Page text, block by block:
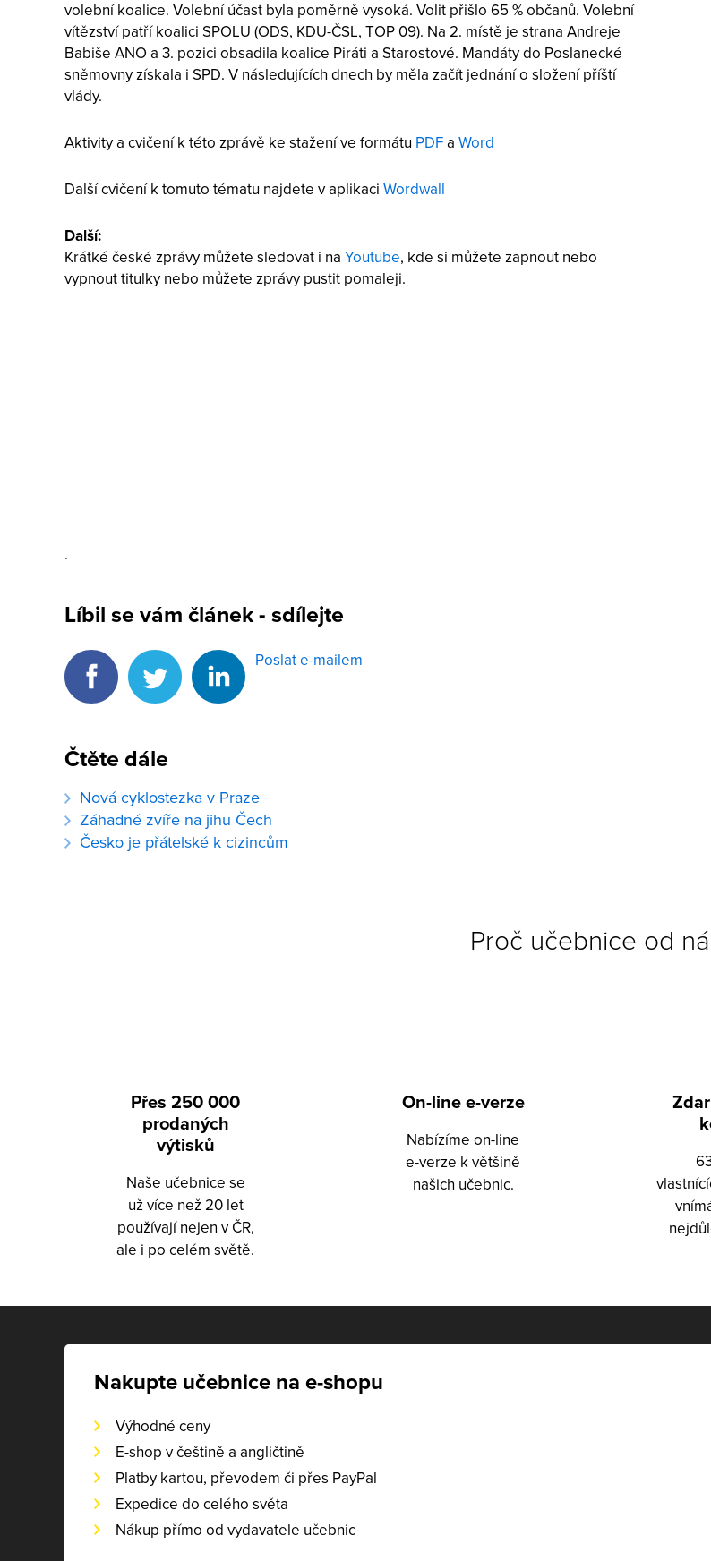
volební koalice. Volební účast byla poměrně vysoká. Volit přišlo 65 % občanů. Volební
vítězství patří koalici SPOLU (ODS, KDU-ČSL, TOP 09). Na 2. místě je strana Andreje
Babiše ANO a 3. pozici obsadila koalice Piráti a Starostové. Mandáty do Poslanecké
sněmovny získala i SPD. V následujících dnech by měla začít jednání o složení příští
vlády.
Aktivity a cvičení k této zprávě ke stažení ve formátu PDFa Word
Další cvičení k tomuto tématu najdete v aplikaci Wordwall
Další:
Krátké české zprávy můžete sledovat i na Youtube, kde si můžete zapnout nebo
vypnout titulky nebo můžete zprávy pustit pomaleji.
.
Líbil se vám článek - sdílejte
Poslat e-mailem
Čtěte dále
Nová cyklostezka v Praze
Záhadné zvíře na jihu Čech
Česko je přátelské k cizincům
Proč učebnice od
Přes 250 000
prodaných
výtisků
Naše učebnice se
už více než 20 let
používají nejen v ČR,
ale i po celém světě.
On-line e-verze
Nabízíme on-line
e-verze k většině
našich učebnic.
Nakupte učebnice na e-shopu
Výhodné ceny
E-shop v češtině a angličtině
Platby kartou, převodem či přes PayPal
Expedice do celého světa
Nákup přímo od vydavatele učebnic